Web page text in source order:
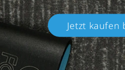
Jetzt kaufen